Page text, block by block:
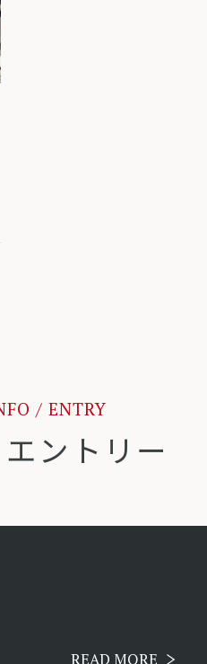
/ ENTRY
ントリー
READ MORE